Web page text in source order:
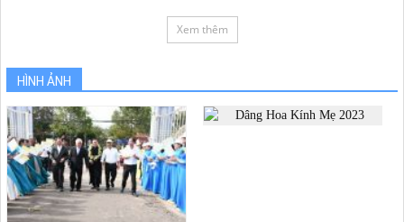
Xem thêm
HÌNH ẢNH